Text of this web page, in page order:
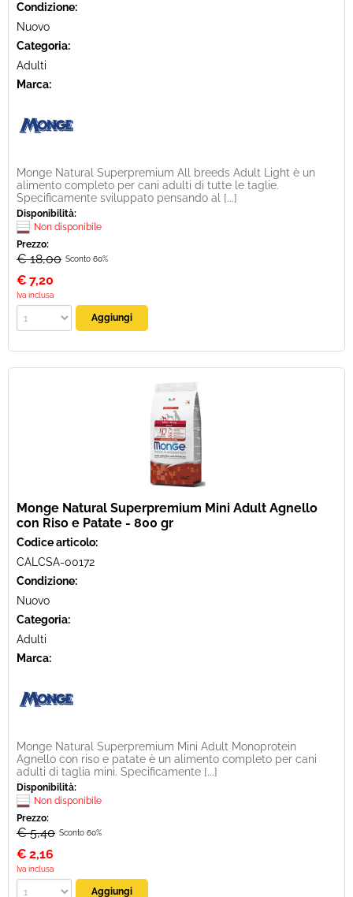
Condizione:
Nuovo
Categoria:
Adulti
Marca:
Monge Natural Superpremium All breeds Adult Light è un
alimento completo per cani adulti di tutte le taglie.
Specificamente sviluppato pensando al [...]
Disponibilità:
Non disponibile
Prezzo:
€ 18,00 Sconto 60%
€ 7,20
Iva inclusa
Monge Natural Superpremium Mini Adult Agnello
con Riso e Patate - 800 gr
Codice articolo:
CALCSA-00172
Condizione:
Nuovo
Categoria:
Adulti
Marca:
Monge Natural Superpremium Mini Adult Monoprotein
Agnello con riso e patate è un alimento completo per cani
adulti di taglia mini. Specificamente [...]
Disponibilità:
Non disponibile
Prezzo:
€ 5,40 Sconto 60%
€ 2,16
Iva inclusa